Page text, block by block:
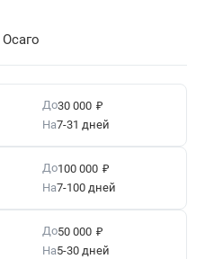
Осаго
До30 000 ₽
На7-31 дней
До100 000 ₽
На7-100 дней
До50 000 ₽
На5-30 дней